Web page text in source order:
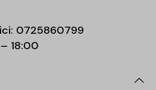
0725860799
18:00